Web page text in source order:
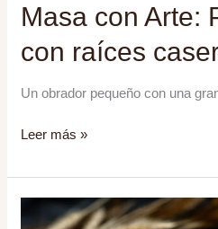
Masa con Arte:
con raíces
Un obrador pequeño con una
Masa
Arte:
Pan
honesto
Leer más »